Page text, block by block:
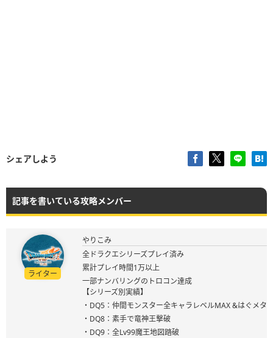
シェアしよう
記事を書いている攻略メンバー
ライター
やりこみ
全ドラクエシリーズプレイ済み
累計プレイ時間1万以上
一部ナンバリングのトロコン達成
【シリーズ別実績】
・DQ5：仲間モンスター全キャラレベルMAX &はぐメタ
・DQ8：素手で竜神王撃破
・DQ9：全Lv99魔王地図踏破